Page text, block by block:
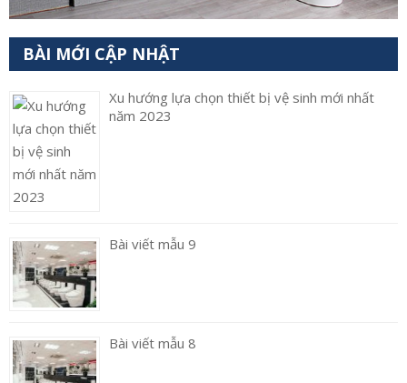
BÀI MỚI CẬP NHẬT
Xu hướng lựa chọn thiết bị vệ sinh mới nhất
năm 2023
Bài viết mẫu 9
Bài viết mẫu 8